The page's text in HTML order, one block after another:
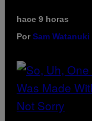
hace 9 horas
PorSam Watanuki